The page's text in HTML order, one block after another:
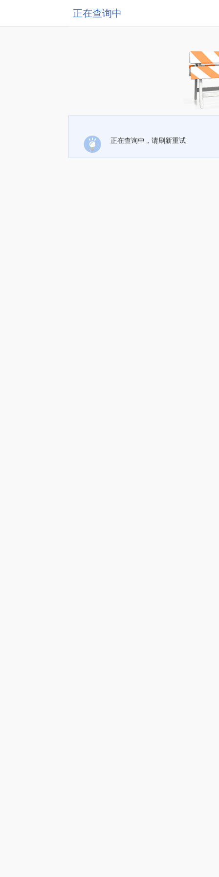
正在查询中
正在查询中，请刷新重试